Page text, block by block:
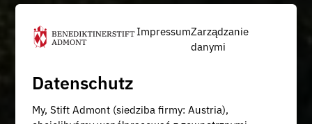
ImpressumZarządzanie
danymi
Datenschutz
My, Stift Admont (siedziba firmy: Austria),